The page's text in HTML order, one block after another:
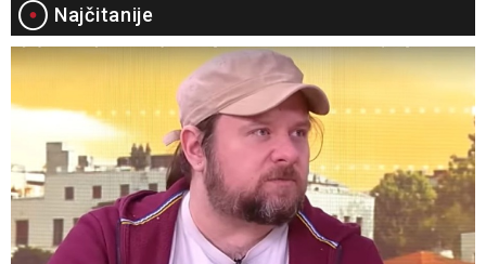
Najčitanije